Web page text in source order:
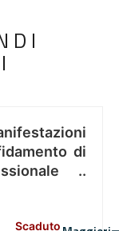
di
..
Scaduto